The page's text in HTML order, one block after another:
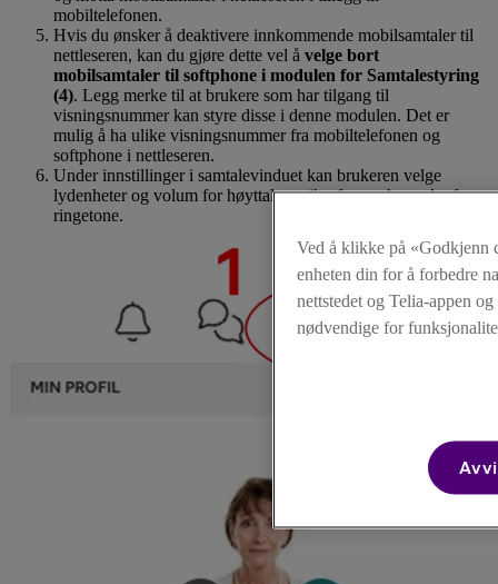
mobiltelefonen.
Hvis du ønsker å deaktivere innkommende mobilsamtaler til
nettleseren, kan du gjøre dette vel å velge bort
mobilsamtaler til softphone i modulen for Samtalestyring
(4). Legg merke til at brukere som har tilgang til
visningsnummer kan styre disse i denne modulen. Det er
mulig å ha ulike visningsnummer fra mobiltelefonen og
softphone i nettleseren.
Under innstillinger i samtalevinduet kan brukeren velge
lydenheter og volum for høyttaler, mikrofon og høyttaler for
ringetone.
Ved å klikke på «Godkjenn
enheten din for å forbedre
nettstedet og Telia-appen
nødvendige for